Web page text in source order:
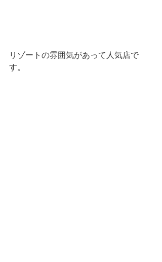
リゾートの雰囲気があって人気店で
す。